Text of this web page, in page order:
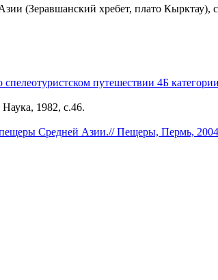
(Зеравшанский хребет, плато Кырктау),
путешествии 4Б
1982, с.46.
Средней Азии.// Пещеры, Пермь,